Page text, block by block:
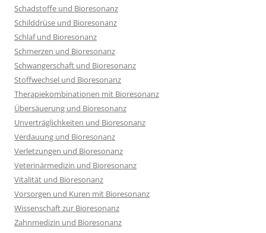
Schadstoffe und Bioresonanz
Schilddrüse und Bioresonanz
Schlaf und Bioresonanz
Schmerzen und Bioresonanz
Schwangerschaft und Bioresonanz
Stoffwechsel und Bioresonanz
Therapiekombinationen mit Bioresonanz
Übersäuerung und Bioresonanz
Unverträglichkeiten und Bioresonanz
Verdauung und Bioresonanz
Verletzungen und Bioresonanz
Veterinärmedizin und Bioresonanz
Vitalität und Bioresonanz
Vorsorgen und Kuren mit Bioresonanz
Wissenschaft zur Bioresonanz
Zahnmedizin und Bioresonanz